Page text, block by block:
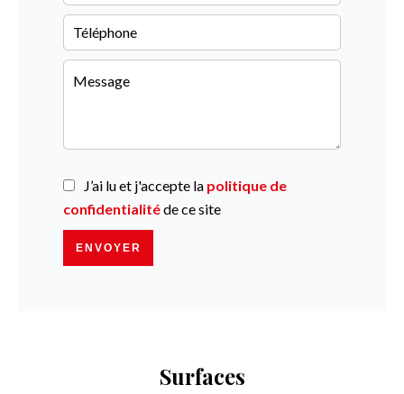
J’ai lu et j'accepte la politique de
confidentialitéde ce site
ENVOYER
Surfaces